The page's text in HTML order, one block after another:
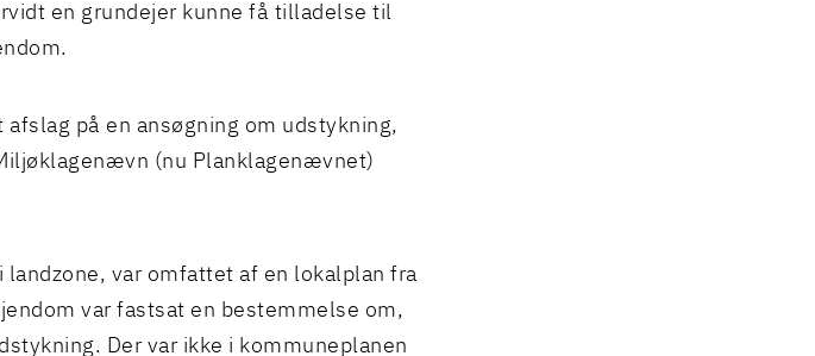
en grundejer kunne få tilladelse til
på en ansøgning om udstykning,
(nu Planklagenævnet)
landzone, var omfattet af en lokalplan fra
var fastsat en bestemmelse om,
Der var ikke i kommuneplanen